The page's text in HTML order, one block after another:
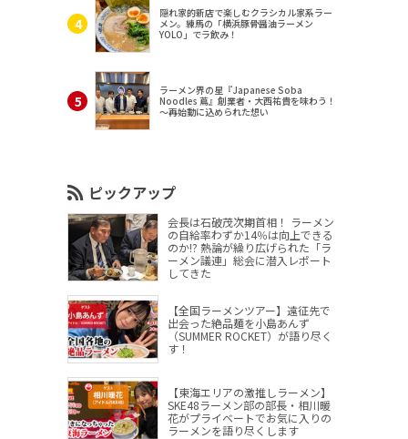
隠れ家的新店で楽しむクラシカル家系ラー
メン。練馬の「横浜豚骨醤油ラーメン
YOLO」でラ飲み！
ラーメン界の星『Japanese Soba
Noodles 蔦』創業者・大西祐貴を味わう！
～再始動に込められた想い
ピックアップ
会長は石破茂次期首相！ ラーメン
の自給率わずか14％は向上できる
のか!? 熱論が繰り広げられた「ラ
ーメン議連」総会に潜入レポート
してきた
【全国ラーメンツアー】遠征先で
出会った絶品麺を小島あんず
（SUMMER ROCKET）が語り尽く
す！
【東海エリアの激推しラーメン】
SKE48ラーメン部の部長・相川暖
花がプライベートでお気に入りの
ラーメンを語り尽くします